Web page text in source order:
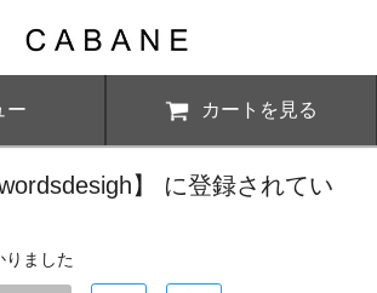
ー カートを見る
】 に登録されてい
りました